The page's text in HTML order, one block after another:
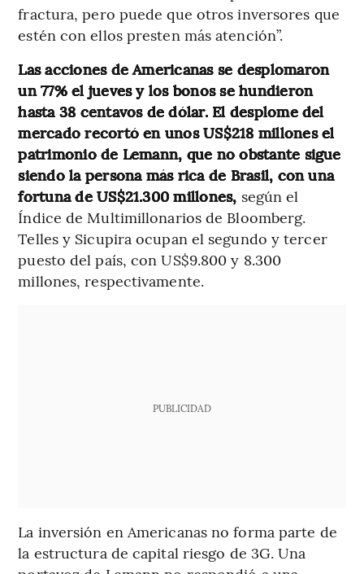
fractura, pero puede que otros inversores que
estén con ellos presten más atención”.
Las acciones de Americanas se desplomaron
un 77% el jueves y los bonos se hundieron
hasta 38 centavos de dólar. El desplome del
mercado recortó en unos US$218 millones el
patrimonio de Lemann, que no obstante sigue
siendo la persona más rica de Brasil, con una
fortuna de US$21.300 millones, según el
Índice de Multimillonarios de Bloomberg.
Telles y Sicupira ocupan el segundo y tercer
puesto del país, con US$9.800 y 8.300
millones, respectivamente.
PUBLICIDAD
La inversión en Americanas no forma parte de
la estructura de capital riesgo de 3G. Una